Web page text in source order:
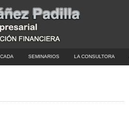
SEMINARIOS LA CONSULTORA